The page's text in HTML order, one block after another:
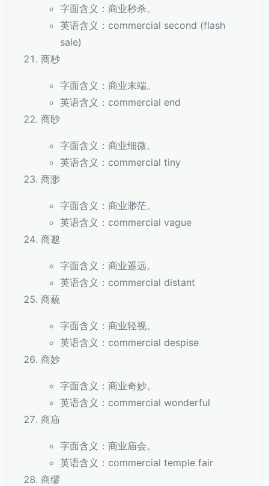
字面含义：商业秒杀。
英语含义：commercial second (flash
sale)
商杪
字面含义：商业末端。
英语含义：commercial end
商眇
字面含义：商业细微。
英语含义：commercial tiny
商渺
字面含义：商业渺茫。
英语含义：commercial vague
商邈
字面含义：商业遥远。
英语含义：commercial distant
商藐
字面含义：商业轻视。
英语含义：commercial despise
商妙
字面含义：商业奇妙。
英语含义：commercial wonderful
商庙
字面含义：商业庙会。
英语含义：commercial temple fair
商缪